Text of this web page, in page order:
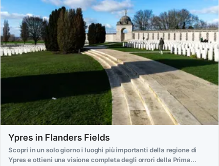
Ypres in Flanders Fields
Scopri in un solo giorno i luoghi più importanti della regione di
Ypres e ottieni una visione completa degli orrori della Prima